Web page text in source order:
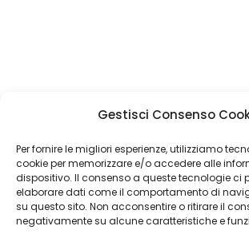
Gestisci Consenso
Per fornire le migliori esperienze, utilizziamo
cookie per memorizzare e/o accedere alle
dispositivo. Il consenso a queste tecnologie ci
elaborare dati come il comportamento di
su questo sito. Non acconsentire o ritirare il
negativamente su alcune caratteristiche e
Restiamo in
contatto!
Come possiamo Aiutarti?